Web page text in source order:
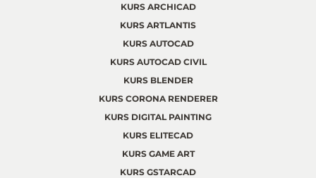
KURS ARCHICAD
KURS ARTLANTIS
KURS AUTOCAD
KURS AUTOCAD CIVIL
KURS BLENDER
KURS CORONA RENDERER
KURS DIGITAL PAINTING
KURS ELITECAD
KURS GAME ART
KURS GSTARCAD